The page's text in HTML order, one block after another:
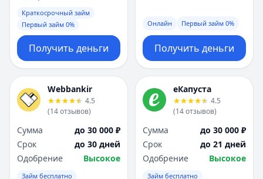
Краткосрочный займ
Первый займ 0%
Получить деньги
Онлайн Первый займ 0%
Получить деньги
Webbankir
4.5
(14отзывов)
Сумма
до 30 000 ₽
Срок
до 30 дней
Одобрение
Высокое
Займ бесплатно
еКапуста
4.5
(14отзывов)
Сумма
до 30 000 ₽
Срок
до 21 дней
Одобрение
Высокое
Займ бесплатно